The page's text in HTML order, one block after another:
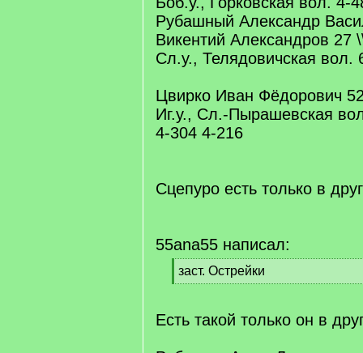
Рубашный Александр
Викентий Александров
Сл.у., Телядовичская вол.
Цвирко Иван Фёдорович
Иг.у., Сл.-Пырашевская
4-304 4-216
Сцепуро есть только в
55ana55 написал:
[
q
заст. Острейки
[
q
]
Есть такой только он в